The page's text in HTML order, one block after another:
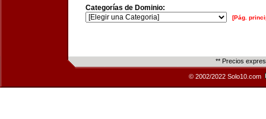
Categorías de Dominio:
[Pág.
** Precios
© 2002/2022 Solo10.com